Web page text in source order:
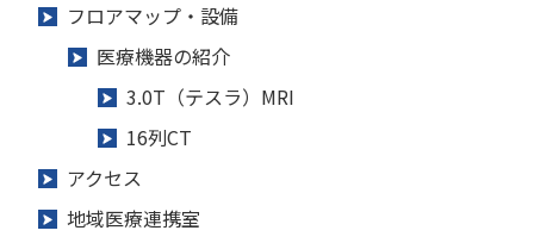
フロアマップ・設備
医療機器の紹介
3.0T（テスラ）MRI
16列CT
アクセス
地域医療連携室